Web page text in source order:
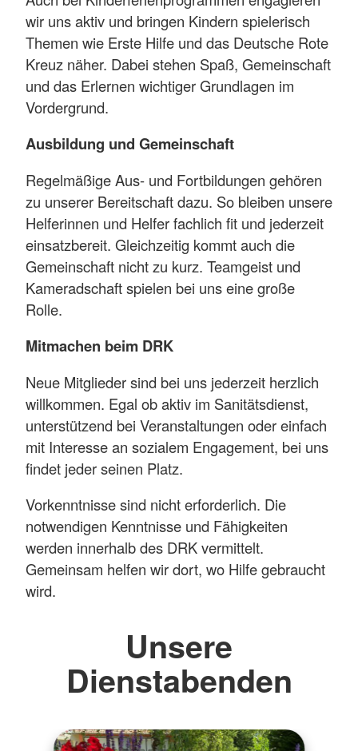
wir uns aktiv und bringen Kindern spielerisch
Themen wie Erste Hilfe und das Deutsche Rote
Kreuz näher. Dabei stehen Spaß, Gemeinschaft
und das Erlernen wichtiger Grundlagen im
Vordergrund.
Ausbildung und Gemeinschaft
Regelmäßige Aus- und Fortbildungen gehören
zu unserer Bereitschaft dazu. So bleiben unsere
Helferinnen und Helfer fachlich fit und jederzeit
einsatzbereit. Gleichzeitig kommt auch die
Gemeinschaft nicht zu kurz. Teamgeist und
Kameradschaft spielen bei uns eine große
Rolle.
Mitmachen beim DRK
Neue Mitglieder sind bei uns jederzeit herzlich
willkommen. Egal ob aktiv im Sanitätsdienst,
unterstützend bei Veranstaltungen oder einfach
mit Interesse an sozialem Engagement, bei uns
findet jeder seinen Platz.
Vorkenntnisse sind nicht erforderlich. Die
notwendigen Kenntnisse und Fähigkeiten
werden innerhalb des DRK vermittelt.
Gemeinsam helfen wir dort, wo Hilfe gebraucht
wird.
Unsere
Dienstabenden